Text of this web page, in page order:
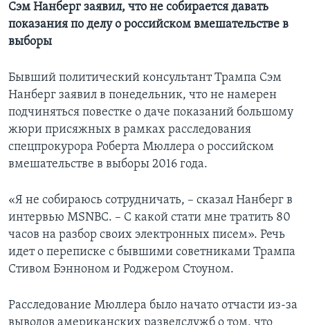
Сэм Нанберг заявил, что не собирается давать
показания по делу о российском вмешательстве в
выборы
Бывший политический консультант Трампа Сэм
Нанберг заявил в понедельник, что не намерен
подчиняться повестке о даче показаний большому
жюри присяжных в рамках расследования
спецпрокурора Роберта Мюллера о российском
вмешательстве в выборы 2016 года.
«Я не собираюсь сотрудничать, – сказал Нанберг в
интервью MSNBC. – С какой стати мне тратить 80
часов на разбор своих электронных писем». Речь
идет о переписке с бывшими советниками Трампа
Стивом Бэнноном и Роджером Стоуном.
Расследование Мюллера было начато отчасти из-за